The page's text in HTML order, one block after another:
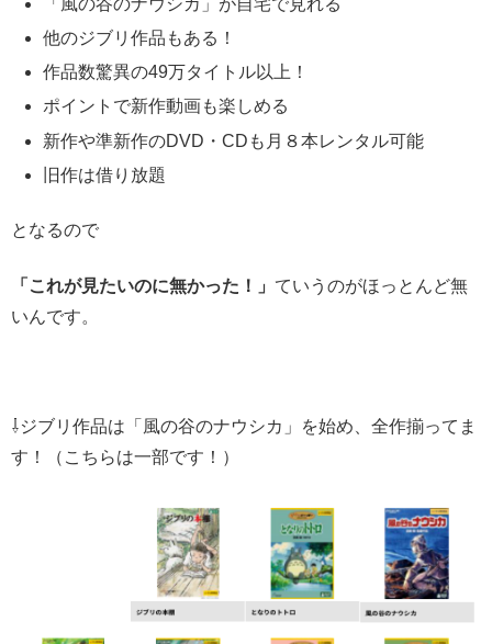
「風の谷のナウシカ」が自宅で見れる
他のジブリ作品もある！
作品数驚異の49万タイトル以上！
ポイントで新作動画も楽しめる
新作や準新作のDVD・CDも月８本レンタル可能
旧作は借り放題
となるので
「これが見たいのに無かった！」 ていうのがほっとんど無
いんです。
⇩ジブリ作品は「風の谷のナウシカ」を始め、全作揃ってま
す！（こちらは一部です！）